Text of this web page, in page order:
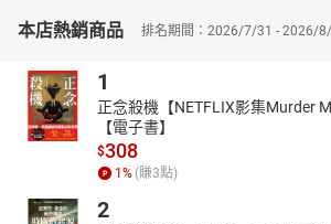
本店熱銷商品 排名期間：2026/7/31 - 2026/
1
正念殺機【NETFLIX影集Murder
【電子書】
$308
1 % (賺3點)
2